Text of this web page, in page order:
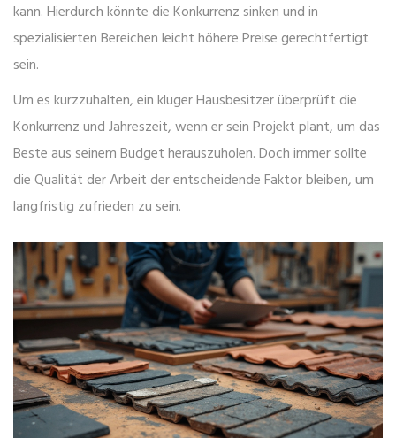
kann. Hierdurch könnte die Konkurrenz sinken und in
spezialisierten Bereichen leicht höhere Preise gerechtfertigt
sein.
Um es kurzzuhalten, ein kluger Hausbesitzer überprüft die
Konkurrenz und Jahreszeit, wenn er sein Projekt plant, um das
Beste aus seinem Budget herauszuholen. Doch immer sollte
die Qualität der Arbeit der entscheidende Faktor bleiben, um
langfristig zufrieden zu sein.